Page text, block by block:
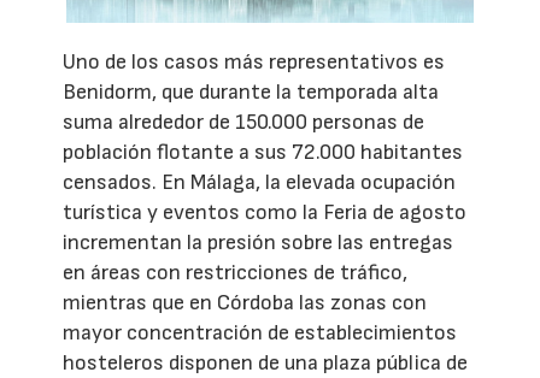
Uno de los casos más representativos es
Benidorm, que durante la temporada alta
suma alrededor de 150.000 personas de
población flotante a sus 72.000 habitantes
censados. En Málaga, la elevada ocupación
turística y eventos como la Feria de agosto
incrementan la presión sobre las entregas
en áreas con restricciones de tráfico,
mientras que en Córdoba las zonas con
mayor concentración de establecimientos
hosteleros disponen de una plaza pública de